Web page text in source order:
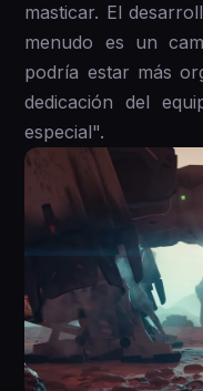
masticar. El
menudo es un
podría estar más
dedicación del
especial".